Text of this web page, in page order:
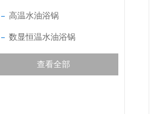
高温水油浴锅
数显恒温水油浴锅
查看全部